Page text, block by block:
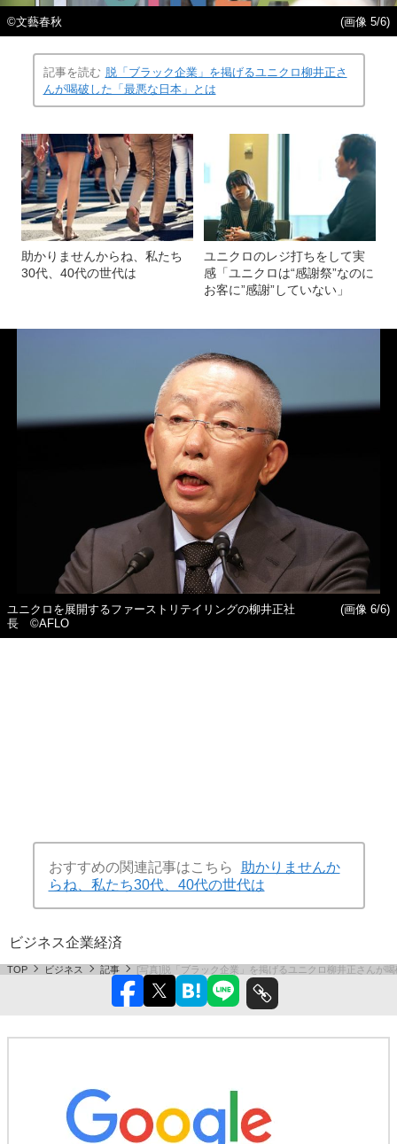
©文藝春秋 (画像 5/6)
記事を読む 脱「ブラック企業」を掲げるユニクロ柳井正さ
んが喝破した「最悪な日本」とは
助かりませんからね、私たち
30代、40代の世代は
ユニクロのレジ打ちをして実
感「ユニクロは“感謝祭”なのに
お客に”感謝”していない」
ユニクロを展開するファーストリテイリングの柳井正社
長 ©AFLO
(画像 6/6)
おすすめの関連記事はこちら
助かりませんか
らね、私たち30代、40代の世代は
ビジネス企業経済
TOP ビジネス 記事 [写真]脱「ブラック企業」を掲げるユニクロ柳井正さんが